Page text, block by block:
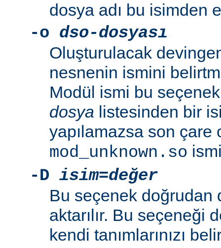
dosya adı bu isimden
-o dso-dosyası
Oluşturulacak
nesnenin ismini
Modül ismi bu
dosya listesinden bir
yapılamazsa son çare
mod_unknown.so
-D isim=değer
Bu seçenek doğrudan
aktarılır. Bu seçeneği
kendi tanımlarınızı